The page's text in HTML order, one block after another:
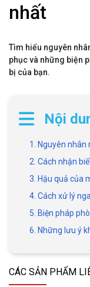
nhất
Tìm hiểu nguyên
phục và những biện
bị của bạn.
Nội
1. Nguyên nhân
2. Cách nhận
3. Hậu quả của
4. Cách xử lý
5. Biện pháp
6. Những lưu ý
CÁC SẢN PHẨM